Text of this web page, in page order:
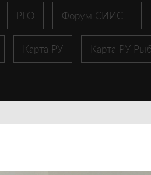
РГО Форум СИИС
Карта РУ Карта РУ